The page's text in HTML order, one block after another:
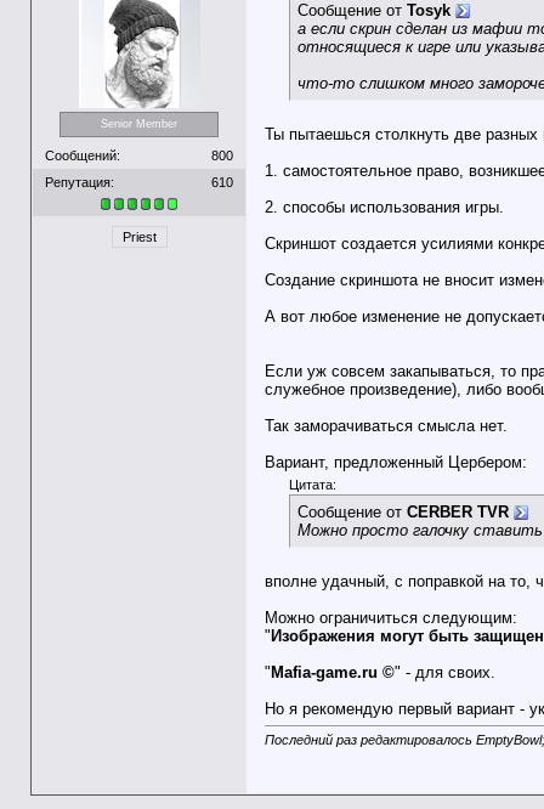
Senior Member
Сообщений:
800
Репутация:
610
Priest
Сообщение от Tosyk
а если скрин сделан из мафии
относящиеся к игре или
что-то слишком много
Ты пытаешься столкнуть две
1. самостоятельное право,
2. способы использования игры.
Скриншот создается усилиями
Создание скриншота не вносит
А вот любое изменение не
Если уж совсем закапываться, то
служебное произведение), либо
Так заморачиваться смысла нет.
Вариант, предложенный Цербером:
Цитата:
Сообщение от CERBER TVR
Можно просто галочку
вполне удачный, с поправкой на то,
Можно ограничиться следующим:
" Изображения могут быть
" Mafia-game.ru ©" - для своих.
Но я рекомендую первый вариант -
Последний раз редактировалось